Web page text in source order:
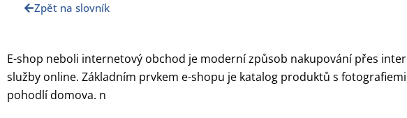
Zpět na slovník
E-shop neboli internetový obchod je moderní způsob nakupování přes
služby online. Základním prvkem e-shopu je katalog produktů s
pohodlí domova. n